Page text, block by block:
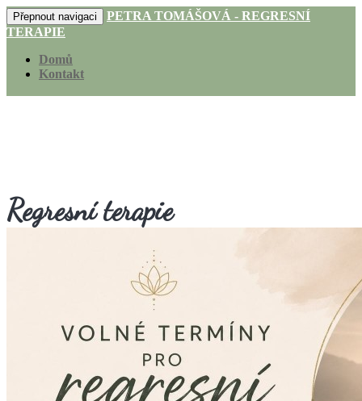
Přepnout navigaci
PETRA TOMÁŠOVÁ - REGRESNÍ
TERAPIE
Domů
Kontakt
Regresní terapie